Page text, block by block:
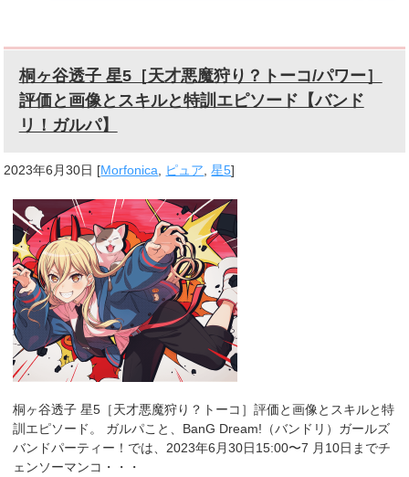
桐ヶ谷透子 星5［天才悪魔狩り？トーコ/パワー］
評価と画像とスキルと特訓エピソード【バンド
リ！ガルパ】
2023年6月30日 [Morfonica ピュア ,星5]
桐ヶ谷透子 星5［天才悪魔狩り？トーコ］評価と画像とスキルと特
訓エピソード。 ガルパこと、BanG Dream!（バンドリ）ガールズ
バンドパーティー！では、2023年6月30日15:00〜7 月10日までチ
ェンソーマンコ・・・